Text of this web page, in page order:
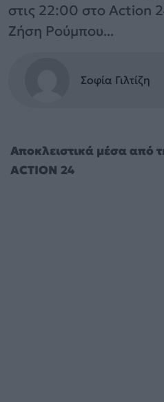
στις 22:00 στο Action
Ζήση Ρούμπου...
Σοφία Γιλτίζη
Αποκλειστικά μέσα από
ΑCTION 24